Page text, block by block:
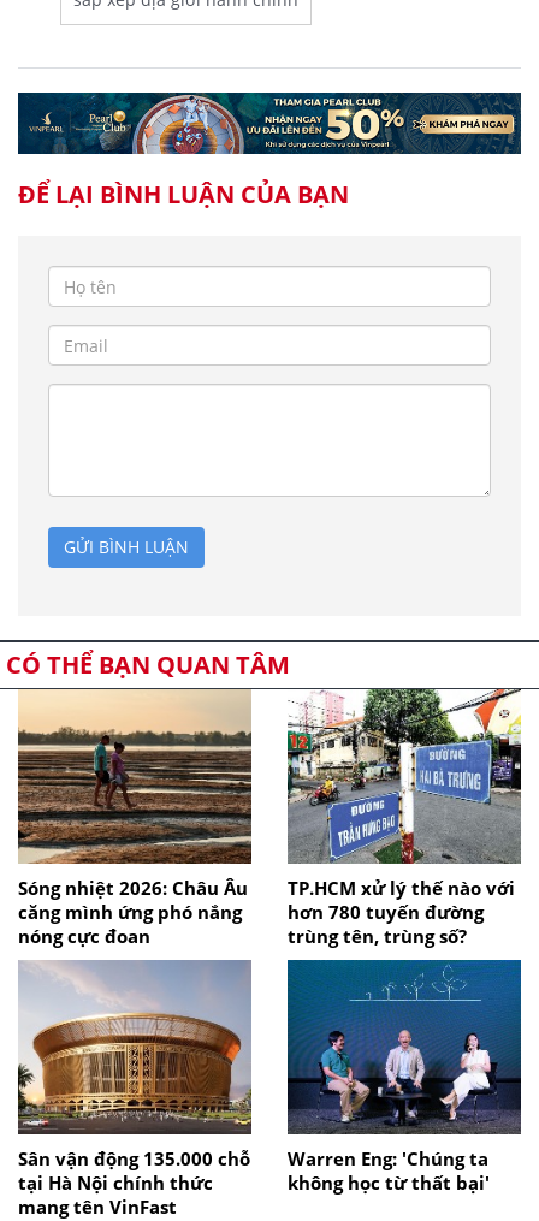
ĐỂ LẠI BÌNH LUẬN CỦA BẠN
GỬI BÌNH LUẬN
CÓ THỂ BẠN QUAN TÂM
Sóng nhiệt 2026: Châu Âu
căng mình ứng phó nắng
nóng cực đoan
TP.HCM xử lý thế nào với
hơn 780 tuyến đường
trùng tên, trùng số?
Sân vận động 135.000 chỗ
tại Hà Nội chính thức
mang tên VinFast
Warren Eng: 'Chúng ta
không học từ thất bại'